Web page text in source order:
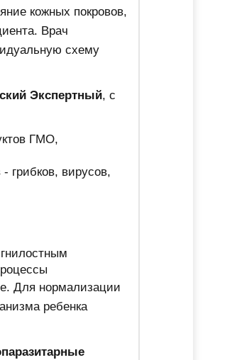
кожных покровов,
Врач
схему
Экспертный, с
ГМО,
грибков, вирусов,
Для нормализации
ребенка